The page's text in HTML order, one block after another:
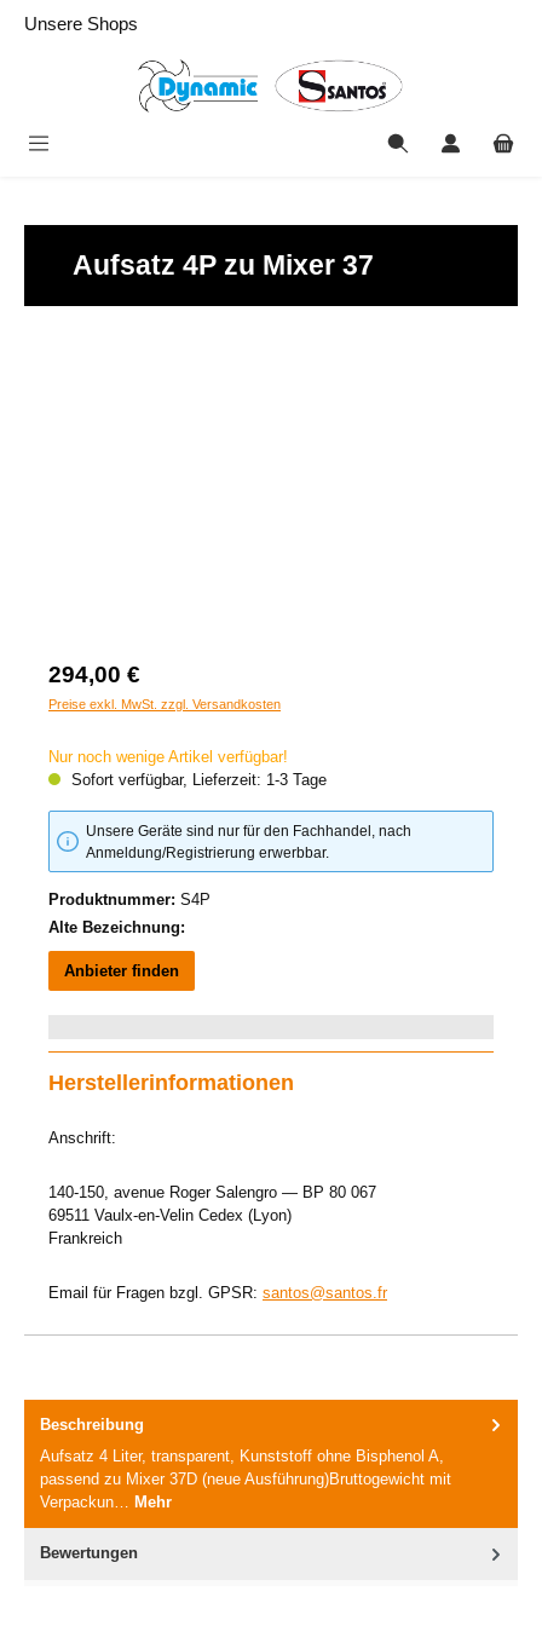
springen
Unsere Shops
Aufsatz 4P zu Mixer 37
294,00 €
Preise exkl. MwSt. zzgl. Versandkosten
Nur noch wenige Artikel verfügbar!
Sofort verfügbar, Lieferzeit: 1-3 Tage
Unsere Geräte sind nur für den Fachhandel, nach
Anmeldung/Registrierung erwerbbar.
Produktnummer: S4P
Alte Bezeichnung:
Anbieter finden
Herstellerinformationen
Anschrift:
140-150, avenue Roger Salengro — BP 80 067
69511 Vaulx-en-Velin Cedex (Lyon)
Frankreich
Email für Fragen bzgl. GPSR: santos@santos.fr
Beschreibung
Aufsatz 4 Liter, transparent, Kunststoff ohne Bisphenol A,
passend zu Mixer 37D (neue Ausführung)Bruttogewicht mit
Verpackun… Mehr
Bewertungen